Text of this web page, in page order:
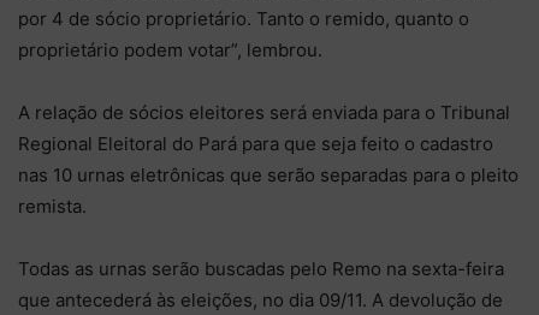
por 4 de sócio proprietário. Tanto o remido, quanto o
proprietário podem votar”, lembrou.
A relação de sócios eleitores será enviada para o Tribunal
Regional Eleitoral do Pará para que seja feito o cadastro
nas 10 urnas eletrônicas que serão separadas para o pleito
remista.
Todas as urnas serão buscadas pelo Remo na sexta-feira
que antecederá às eleições, no dia 09/11. A devolução de